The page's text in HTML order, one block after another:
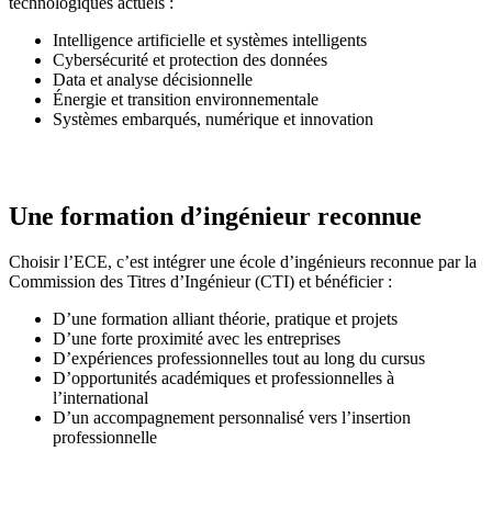
Intelligence artificielle et systèmes intelligents
Cybersécurité et protection des données
Data et analyse décisionnelle
Énergie et transition environnementale
Systèmes embarqués, numérique et innovation
Une formation d’ingénieur reconnue
Choisir l’ECE, c’est intégrer une école d’ingénieurs reconnue par la
Commission des Titres d’Ingénieur (CTI) et bénéficier :
D’une formation alliant théorie, pratique et projets
D’une forte proximité avec les entreprises
D’expériences professionnelles tout au long du cursus
D’opportunités académiques et professionnelles à
l’international
D’un accompagnement personnalisé vers l’insertion
professionnelle